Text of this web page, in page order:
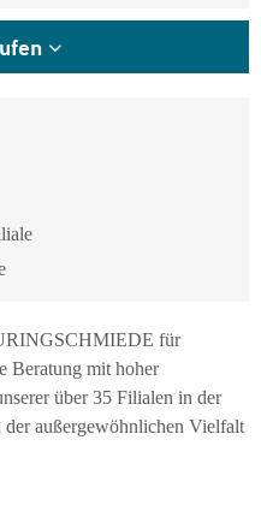
für
Beratung mit hoher
über 35 Filialen in der
außergewöhnlichen Vielfalt